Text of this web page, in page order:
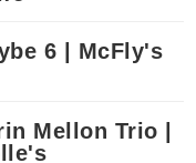
6 | McFly's
Mellon Trio |